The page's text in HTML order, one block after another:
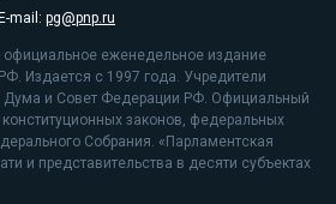
mail: pg@pnp.ru
официальное еженедельное издание
Издается с 1997 года. Учредители
Дума и Совет Федерации РФ. Официальный
законов, федеральных
Собрания. «Парламентская
и представительства в десяти субъектах